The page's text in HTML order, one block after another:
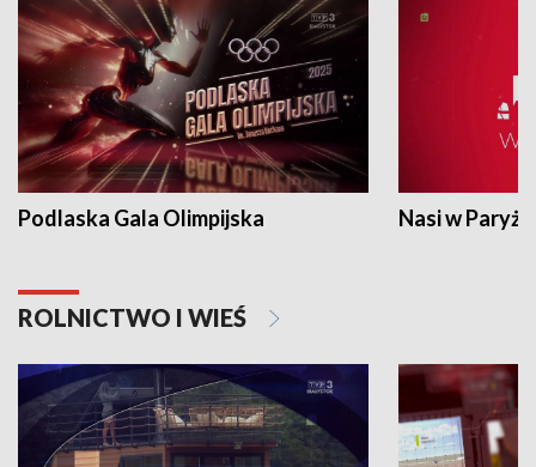
Podlaska Gala Olimpijska Nasi w Paryżu
ROLNICTWO I WIEŚ